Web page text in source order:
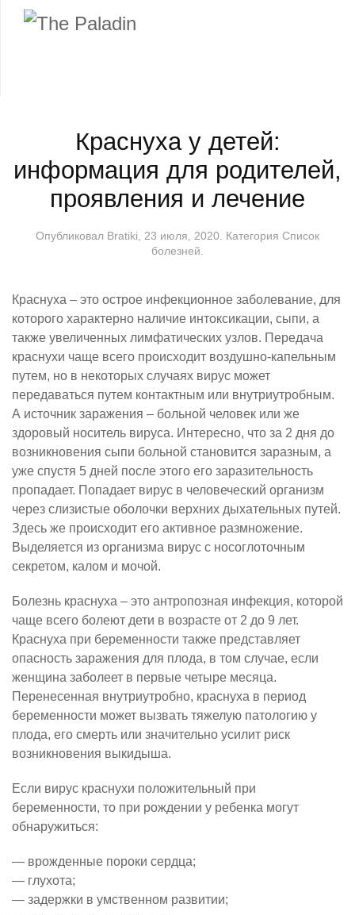
Краснуха у детей:
информация для родителей,
проявления и лечение
Опубликовал Bratiki 23 июля, 2020 . Категория Список
болезней
Краснуха – это острое инфекционное заболевание, для
которого характерно наличие интоксикации, сыпи, а
также увеличенных лимфатических узлов. Передача
краснухи чаще всего происходит воздушно-капельным
путем, но в некоторых случаях вирус может
передаваться путем контактным или внутриутробным.
А источник заражения – больной человек или же
здоровый носитель вируса. Интересно, что за 2 дня до
возникновения сыпи больной становится заразным, а
уже спустя 5 дней после этого его заразительность
пропадает. Попадает вирус в человеческий организм
через слизистые оболочки верхних дыхательных путей.
Здесь же происходит его активное размножение.
Выделяется из организма вирус с носоглоточным
секретом, калом и мочой.
Болезнь краснуха – это антропозная инфекция, которой
чаще всего болеют дети в возрасте от 2 до 9 лет.
Краснуха при беременности также представляет
опасность заражения для плода, в том случае, если
женщина заболеет в первые четыре месяца.
Перенесенная внутриутробно, краснуха в период
беременности может вызвать тяжелую патологию у
плода, его смерть или значительно усилит риск
возникновения выкидыша.
Если вирус краснухи положительный при
беременности, то при рождении у ребенка могут
обнаружиться:
— врожденные пороки сердца;
— глухота;
— задержки в умственном развитии;